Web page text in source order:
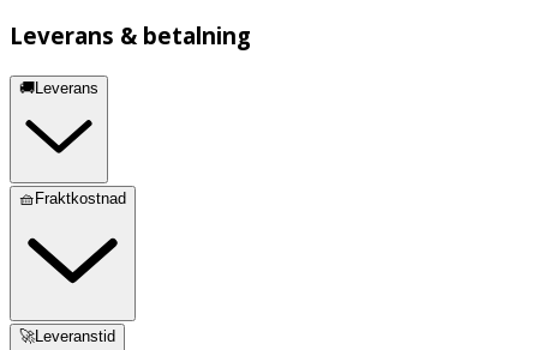
Leverans & betalning
🚚Leverans
🧺Fraktkostnad
🚀Leveranstid